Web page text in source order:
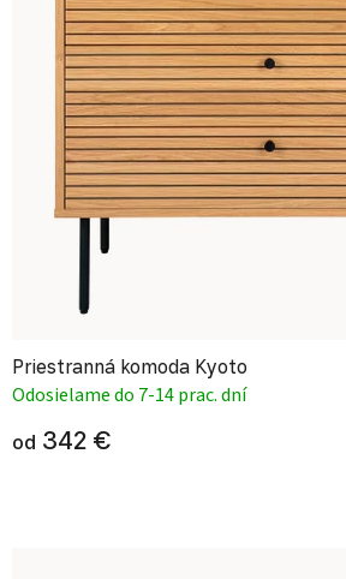
Priestranná komoda Kyoto
Odosielame do 7-14 prac. dní
od 342 €